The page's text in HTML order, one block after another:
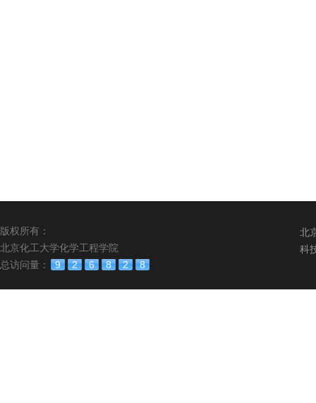
版权所有：
北京化工大学化学工程学院
总访问量：
9 2 6 8 2 8
北
科